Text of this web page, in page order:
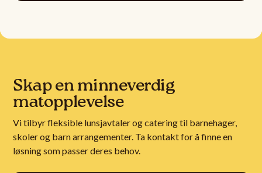
Skap en minneverdig
matopplevelse
Vi tilbyr fleksible lunsjavtaler og catering til barnehager,
skoler og barn arrangementer. Ta kontakt for å finne en
løsning som passer deres behov.